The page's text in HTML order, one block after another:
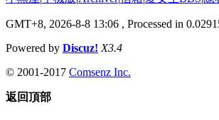
GMT+8, 2026-8-8 13:06 , Processed in
Powered by Discuz! X3.4
© 2001-2017 Comsenz Inc.
返回頂部